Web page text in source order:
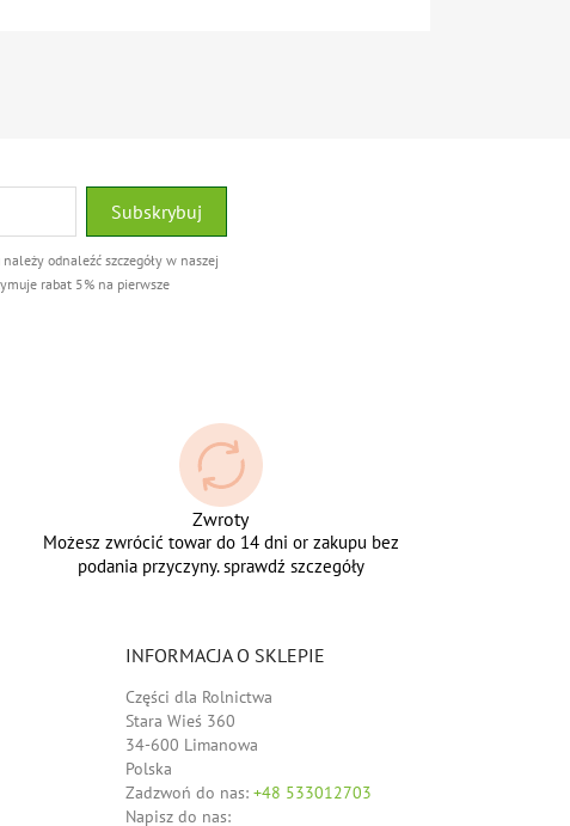
odnaleźć szczegóły w naszej
rabat 5% na pierwsze
Zwroty
Możesz zwrócić towar do 14 dni or zakupu bez
podania przyczyny. sprawdź szczegóły
INFORMACJA O SKLEPIE
Części dla Rolnictwa
Stara Wieś 360
34-600 Limanowa
Polska
Zadzwoń do nas: +48 533012703
Napisz do nas: